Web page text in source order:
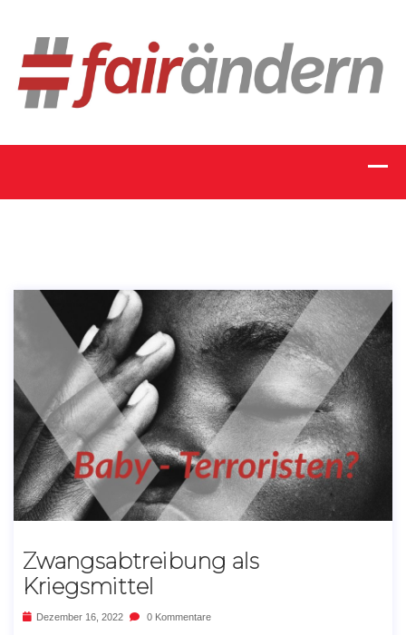
Zwangsabtreibung als
Kriegsmittel
Dezember 16, 2022 0 Kommentare